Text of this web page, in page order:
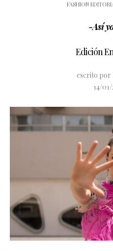
FASHION
-Así
Edición
escrito por
14/